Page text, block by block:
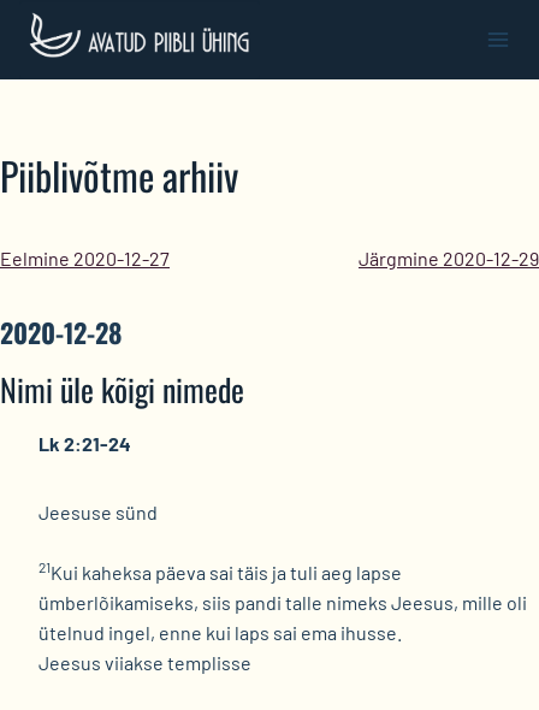
Skip
content
Piiblivõtme arhiiv
Eelmine 2020-12-27 Järgmine 2020-12-29
2020-12-28
Nimi üle kõigi nimede
Lk 2:21-24
Jeesuse sünd
21Kui kaheksa päeva sai täis ja tuli aeg lapse
ümberlõikamiseks, siis pandi talle nimeks Jeesus, mille oli
ütelnud ingel, enne kui laps sai ema ihusse.
Jeesus viiakse templisse